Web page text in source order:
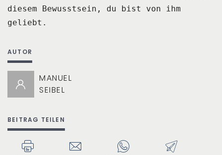
diesem Bewusstsein, du bist von ihm
geliebt.
AUTOR
MANUEL
SEIBEL
BEITRAG TEILEN